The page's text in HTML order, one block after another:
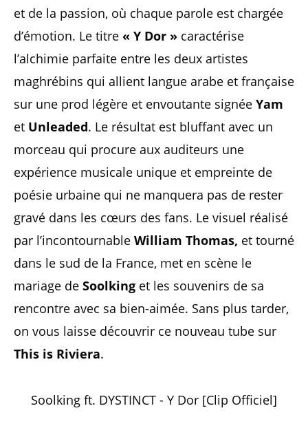
et de la passion, où chaque parole est chargée
d’émotion. Le titre « Y Dor » caractérise
l’alchimie parfaite entre les deux artistes
maghrébins qui allient langue arabe et française
sur une prod légère et envoutante signée Yam
et Unleaded. Le résultat est bluffant avec un
morceau qui procure aux auditeurs une
expérience musicale unique et empreinte de
poésie urbaine qui ne manquera pas de rester
gravé dans les cœurs des fans. Le visuel réalisé
par l’incontournable William Thomas, et tourné
dans le sud de la France, met en scène le
mariage de Soolking et les souvenirs de sa
rencontre avec sa bien-aimée. Sans plus tarder,
on vous laisse découvrir ce nouveau tube sur
This is Riviera.
Soolking ft. DYSTINCT - Y Dor [Clip Officiel]